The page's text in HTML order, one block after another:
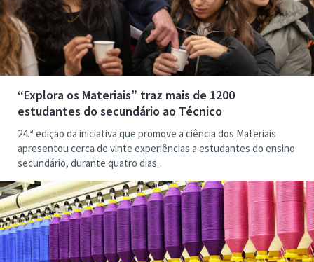
“Explora os Materiais” traz mais de 1200
estudantes do secundário ao Técnico
24.ª edição da iniciativa que promove a ciência dos Materiais
apresentou cerca de vinte experiências a estudantes do ensino
secundário, durante quatro dias.